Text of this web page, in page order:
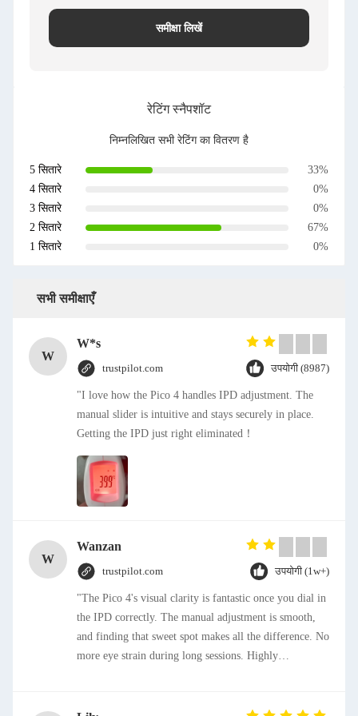
समीक्षा लिखें
रेटिंग स्नैपशॉट
निम्नलिखित सभी रेटिंग का वितरण है
5 सितारे
33%
4 सितारे
0%
3 सितारे
0%
2 सितारे
67%
1 सितारे
0%
सभी समीक्षाएँ
W
W*s
trustpilot.com उपयोगी (8987)
"I love how the Pico 4 handles IPD adjustment. The
manual slider is intuitive and stays securely in place.
Getting the IPD just right eliminated！
W
Wanzan
trustpilot.com उपयोगी (1w+)
"The Pico 4's visual clarity is fantastic once you dial in
the IPD correctly. The manual adjustment is smooth,
and finding that sweet spot makes all the difference. No
more eye strain during long sessions. Highly
IPD correctly. The manual adjustment is smooth, and